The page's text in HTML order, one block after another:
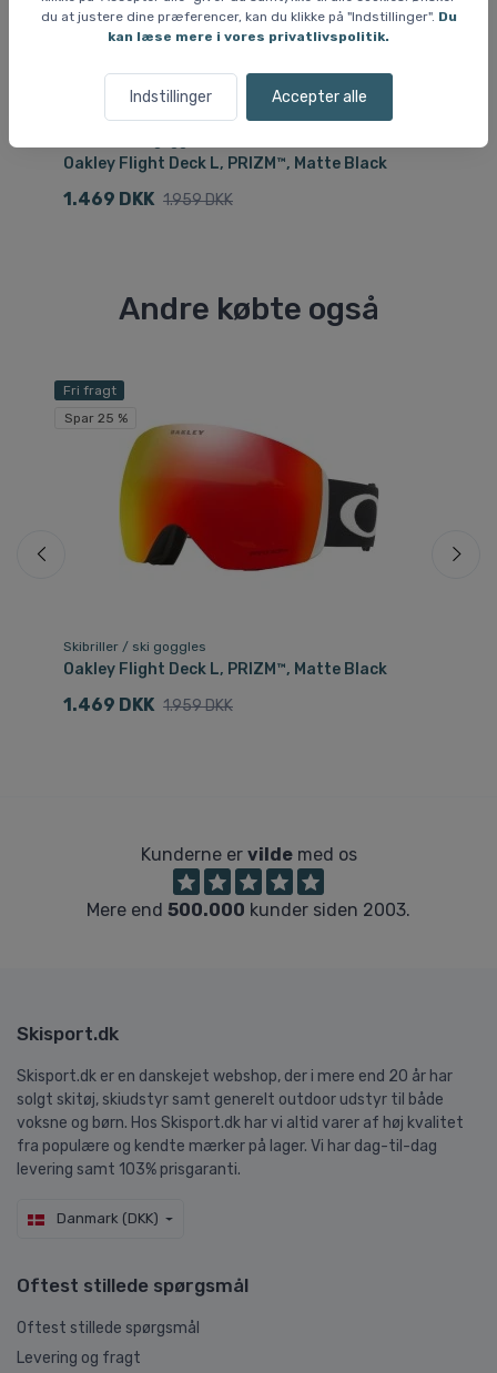
du at justere dine præferencer, kan du klikke på "Indstillinger". Du
kan læse mere i vores privatlivspolitik.
Indstillinger Accepter alle
Oakley Flight Deck L, PRIZM™, Matte Black
1.469 DKK 1.959 DKK
Andre købte også
Fri fragt
Spar 25 %
Skibriller / ski goggles
Oakley Flight Deck L, PRIZM™, Matte Black
1.469 DKK 1.959 DKK
Kunderne er vildemed os
Mere end 500.000 kunder siden 2003.
Skisport.dk
Skisport.dk er en danskejet webshop, der i mere end 20 år har
solgt skitøj, skiudstyr samt generelt outdoor udstyr til både
voksne og børn. Hos Skisport.dk har vi altid varer af høj kvalitet
fra populære og kendte mærker på lager. Vi har dag-til-dag
levering samt 103% prisgaranti.
Danmark (DKK)
Oftest stillede spørgsmål
Oftest stillede spørgsmål
Levering og fragt